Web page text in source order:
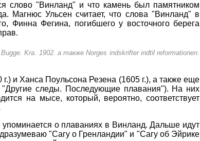
слово "Винланд" и что камень был памятником
Магнюс Ульсен считает, что слова "Винланд" в
Финна Фегина, погибшего у восточного берега
Kra. 1902. а также Norges indskrifter indtil reformationen.
и Ханса Поульсона Резена (1605 г.), а также еще
следы. Последующие плавания"). На них
на мысе, который, вероятно, соответствует
о плаваниях в Винланд. Дальше идут
"Сагу о Гренландии" и "Сагу об Эйрике